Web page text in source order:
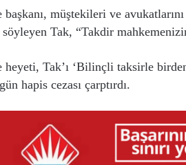
başkanı, müştekileri ve
Tak, “Takdir
heyeti, Tak’ı ‘Bilinçli taksirle
hapis cezası çarptırdı.